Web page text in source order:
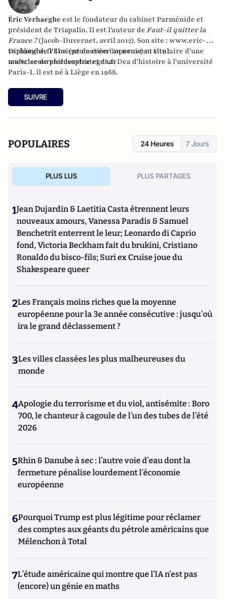
Éric Verhaeghe est le fondateur du cabinet Parménide et
président de Triapalio. Il est l'auteur de Faut-il quitter la
France ?(Jacob-Duvernet, avril 2012). Son site : www.eric-
verhaeghe.frIl vient de créer un nouveau site :
www.lecourrierdesstrateges.fr
Diplômé de l'Ena (promotion Copernic) et titulaire d'une
maîtrise de philosophie et d'un Dea d'histoire à l'université
Paris-I, il est né à Liège en 1968.
SUIVRE
POPULAIRES 24 Heures 7 Jours
PLUS LUS PLUS PARTAGES
1Jean Dujardin & Laetitia Casta étrennent leurs
nouveaux amours, Vanessa Paradis & Samuel
Benchetrit enterrent le leur; Leonardo di Caprio
fond, Victoria Beckham fait du brukini, Cristiano
Ronaldo du bisco-fils; Suri ex Cruise joue du
Shakespeare queer
2Les Français moins riches que la moyenne
européenne pour la 3e année consécutive : jusqu'où
ira le grand déclassement ?
3Les villes classées les plus malheureuses du
monde
4Apologie du terrorisme et du viol, antisémite : Boro
700, le chanteur à cagoule de l’un des tubes de l’été
2026
5Rhin & Danube à sec : l’autre voie d’eau dont la
fermeture pénalise lourdement l’économie
européenne
6Pourquoi Trump est plus légitime pour réclamer
des comptes aux géants du pétrole américains que
Mélenchon à Total
7L’étude américaine qui montre que l’IA n’est pas
(encore) un génie en maths